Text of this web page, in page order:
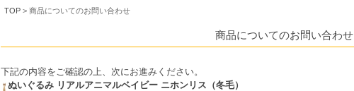
TOP > 商品についてのお問い合わせ
商品についてのお問い合わせ
下記の内容をご確認の上、次にお進みください。
ぬいぐるみ リアルアニマルベイビー ニホンリス（冬毛）